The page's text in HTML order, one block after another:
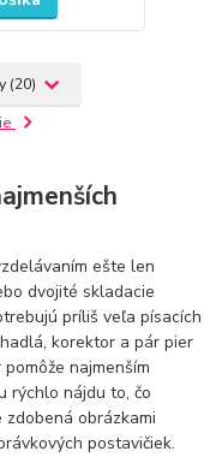
(20)
ešte len
dvojité skladacie
príliš veľa písacích
korektor a pár pier
najmenším
rýchlo nájdu to, čo
obrázkami
postavičiek.